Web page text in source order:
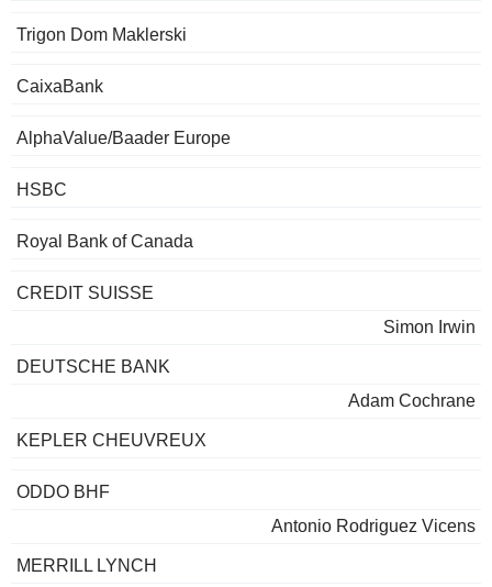
Trigon Dom Maklerski
CaixaBank
AlphaValue/Baader Europe
HSBC
Royal Bank of Canada
CREDIT SUISSE
Simon Irwin
DEUTSCHE BANK
Adam Cochrane
KEPLER CHEUVREUX
ODDO BHF
Antonio Rodriguez Vicens
MERRILL LYNCH